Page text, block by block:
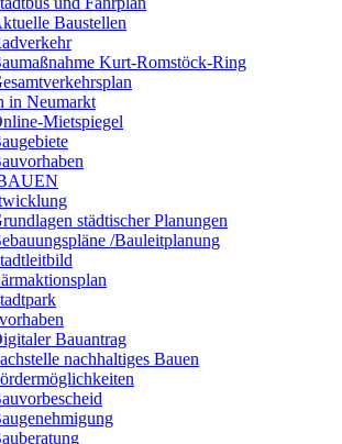
Baustellen
Kurt-Romstöck-Ring
in Neumarkt
Mietspiegel
städtischer Planungen
/Bauleitplanung
Bauantrag
nachhaltiges Bauen